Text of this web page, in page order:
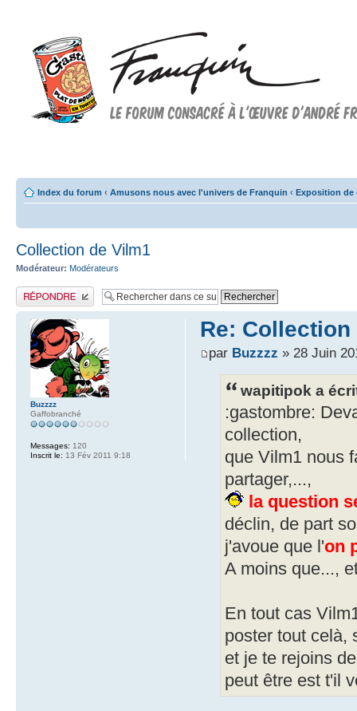
Index du forum ‹ Amusons nous avec l'univers de Franquin ‹ Exposition de
Collection de Vilm1
Modérateur: Modérateurs
Publier une réponse
Re: Collection
par Buzzzz » 28 Juin
wapitipok a
:gastombre:
collection,
que Vilm1 nous
partager,...,
la question
déclin, de part
j'avoue que l'on
A moins que...,
En tout cas
poster tout celà,
et je te rejoins
peut être est t'il
Buzzzz
Gaffobranché
Messages: 120
Inscrit le: 13 Fév 2011 9:18